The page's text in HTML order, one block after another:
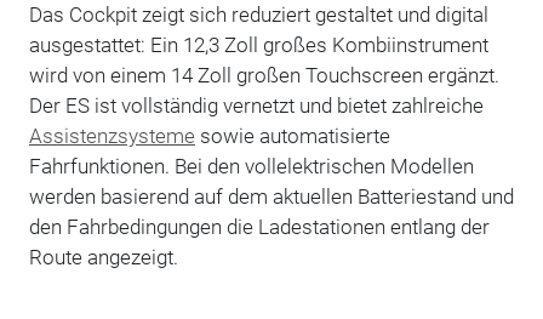
Das Cockpit zeigt sich reduziert gestaltet und digital
ausgestattet: Ein 12,3 Zoll großes Kombiinstrument
wird von einem 14 Zoll großen Touchscreen ergänzt.
Der ES ist vollständig vernetzt und bietet zahlreiche
Assistenzsysteme sowie automatisierte
Fahrfunktionen. Bei den vollelektrischen Modellen
werden basierend auf dem aktuellen Batteriestand und
den Fahrbedingungen die Ladestationen entlang der
Route angezeigt.